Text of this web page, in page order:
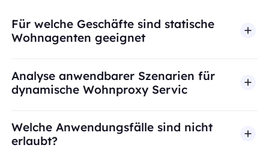
Für welche Geschäfte sind statische
Wohnagenten geeignet
Analyse anwendbarer Szenarien für
dynamische Wohnproxy Servic
Welche Anwendungsfälle sind nicht
erlaubt?